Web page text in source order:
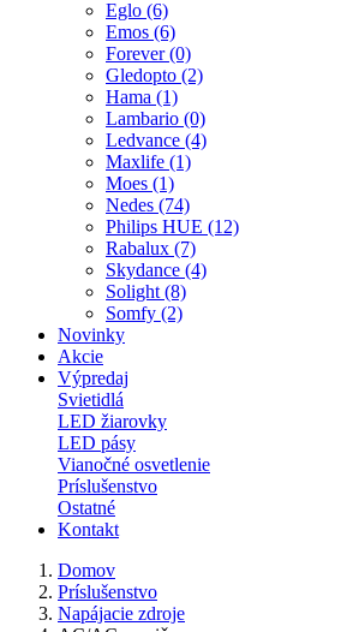
Eglo (6)
Emos (6)
Forever (0)
Gledopto (2)
Hama (1)
Lambario (0)
Ledvance (4)
Maxlife (1)
Moes (1)
Nedes (74)
Philips HUE (12)
Rabalux (7)
Skydance (4)
Solight (8)
Somfy (2)
Novinky
Akcie
Výpredaj
Svietidlá
LED žiarovky
LED pásy
Vianočné osvetlenie
Príslušenstvo
Ostatné
Kontakt
Domov
Príslušenstvo
Napájacie zdroje